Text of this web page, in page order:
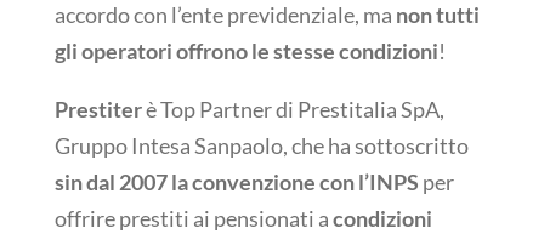
accordo con l’ente previdenziale, ma non tutti
gli operatori offrono le stesse condizioni!
Prestiterè Top Partner di Prestitalia SpA,
Gruppo Intesa Sanpaolo, che ha sottoscritto
sin dal 2007 la convenzione con l’INPS per
offrire prestiti ai pensionati acondizioni